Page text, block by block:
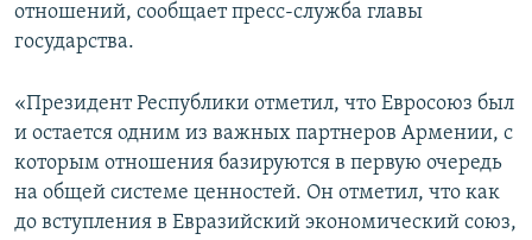
отношений, сообщает пресс-служба главы
государства.
«Президент Республики отметил, что Евросоюз был
и остается одним из важных партнеров Армении, с
которым отношения базируются в первую очередь
на общей системе ценностей. Он отметил, что как
до вступления в Евразийский экономический союз,